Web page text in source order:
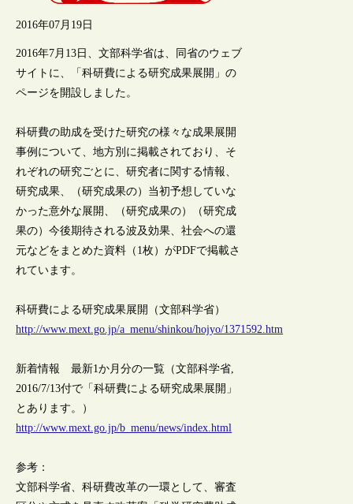
2016年07月19日
2016年7月13日、文部科学省は、同省のウェブ
サイトに、「科研費による研究成果展開」の
ページを開設しました。
科研費の助成を受けた研究の様々な成果展開
事例について、地方別に掲載されており、そ
れぞれの研究ごとに、研究者に関する情報、
研究成果、（研究成果の）当初予想していな
かった意外な展開、（研究成果の）（研究成
果の）今後期待される波及効果、社会への還
元などをまとめた資料（1枚）がPDFで掲載さ
れています。
科研費による研究成果展開（文部科学省）
http://www.mext.go.jp/a_menu/shinkou/hojyo/1371592.htm
新着情報 最新1か月分の一覧（文部科学省,
2016/7/13付で「科研費による研究成果展開」
とあります。）
http://www.mext.go.jp/b_menu/news/index.html
参考：
文部科学省、科研費改革の一環として、審査